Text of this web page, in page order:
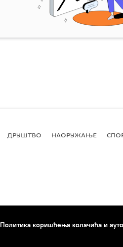
ДРУШТВО НАОРУЖАЊЕ
Политика коришћења колачића и